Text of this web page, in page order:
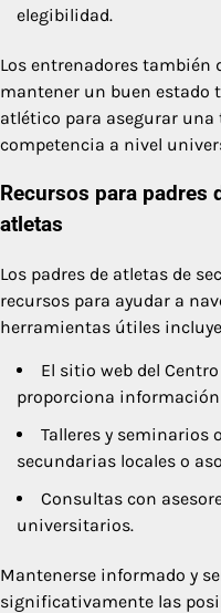
elegibilidad.
Los entrenadores
mantener un buen estado
atlético para asegurar
competencia a nivel
Recursos para padres
atletas
Los padres de atletas de
recursos para ayudar a
herramientas útiles
El sitio web del
proporciona
Talleres y seminarios
secundarias locales o
Consultas con
universitarios.
Mantenerse informado y
significativamente las